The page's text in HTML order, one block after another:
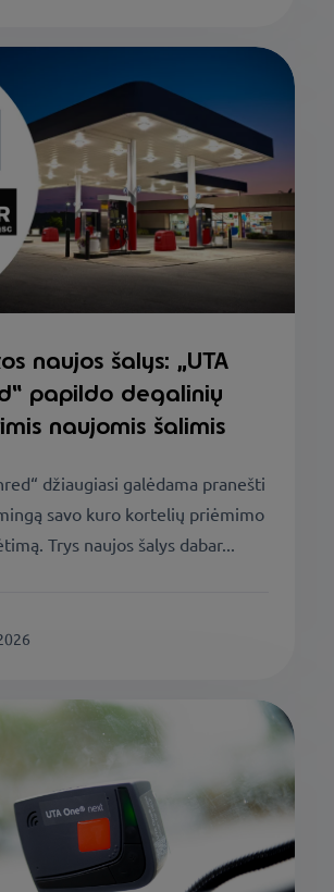
naujos šalys: „UTA
papildo degalinių
naujomis šalimis
džiaugiasi galėdama pranešti
savo kuro kortelių priėmimo
Trys naujos šalys dabar...